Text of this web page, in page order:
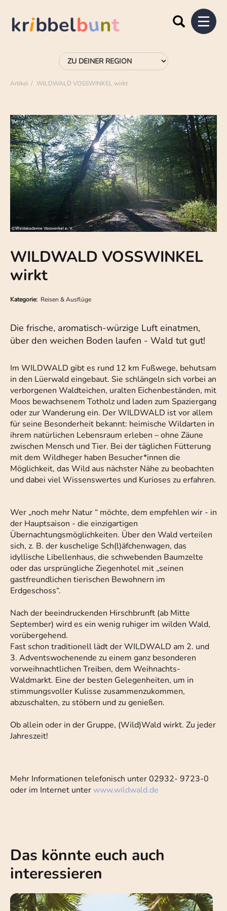
Artikel WILDWALD VOSSWINKEL wirkt
WILDWALD VOSSWINKEL
wirkt
Kategorie: Reisen & Ausflüge
Die frische, aromatisch-würzige Luft einatmen,
über den weichen Boden laufen - Wald tut gut!
Im WILDWALD gibt es rund 12 km Fußwege, behutsam
in den Lüerwald eingebaut. Sie schlängeln sich vorbei an
verborgenen Waldteichen, uralten Eichenbeständen, mit
Moos bewachsenem Totholz und laden zum Spaziergang
oder zur Wanderung ein. Der WILDWALD ist vor allem
für seine Besonderheit bekannt: heimische Wildarten in
ihrem natürlichen Lebensraum erleben – ohne Zäune
zwischen Mensch und Tier. Bei der täglichen Fütterung
mit dem Wildheger haben Besucher*innen die
Möglichkeit, das Wild aus nächster Nähe zu beobachten
und dabei viel Wissenswertes und Kurioses zu erfahren.
Wer „noch mehr Natur “ möchte, dem empfehlen wir - in
der Hauptsaison - die einzigartigen
Übernachtungsmöglichkeiten. Über den Wald verteilen
sich, z. B. der kuschelige Sch(l)äfchenwagen, das
idyllische Libellenhaus, die schwebenden Baumzelte
oder das ursprüngliche Ziegenhotel mit „seinen
gastfreundlichen tierischen Bewohnern im
Erdgeschoss“.
Nach der beeindruckenden Hirschbrunft (ab Mitte
September) wird es ein wenig ruhiger im wilden Wald,
vorübergehend.
Fast schon traditionell lädt der WILDWALD am 2. und
3. Adventswochenende zu einem ganz besonderen
vorweihnachtlichen Treiben, dem Weihnachts-
Waldmarkt. Eine der besten Gelegenheiten, um in
stimmungsvoller Kulisse zusammenzukommen,
abzuschalten, zu stöbern und zu genießen.
Ob allein oder in der Gruppe, (Wild)Wald wirkt. Zu jeder
Jahreszeit!
Mehr Informationen telefonisch unter 02932- 9723-0
oder im Internet unterwww.wildwald.de
Das könnte euch auch
interessieren